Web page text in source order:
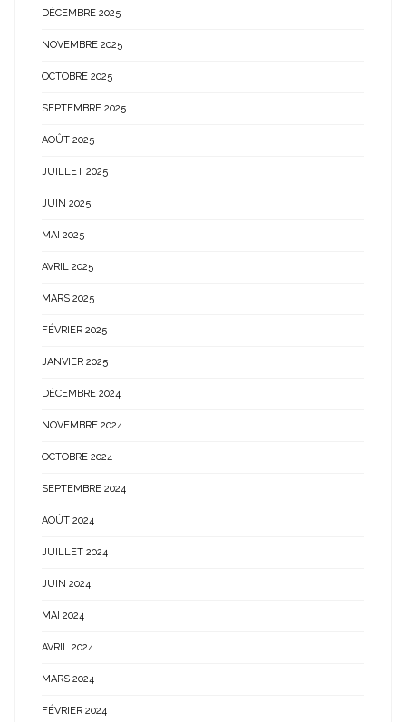
DÉCEMBRE 2025
NOVEMBRE 2025
OCTOBRE 2025
SEPTEMBRE 2025
AOÛT 2025
JUILLET 2025
JUIN 2025
MAI 2025
AVRIL 2025
MARS 2025
FÉVRIER 2025
JANVIER 2025
DÉCEMBRE 2024
NOVEMBRE 2024
OCTOBRE 2024
SEPTEMBRE 2024
AOÛT 2024
JUILLET 2024
JUIN 2024
MAI 2024
AVRIL 2024
MARS 2024
FÉVRIER 2024